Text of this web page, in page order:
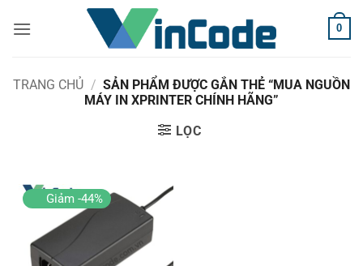
qua
0
TRANG CHỦ / SẢN PHẨM ĐƯỢC GẮN THẺ “MUA NGUỒN
MÁY IN XPRINTER CHÍNH HÃNG”
LỌC
Giảm -44%